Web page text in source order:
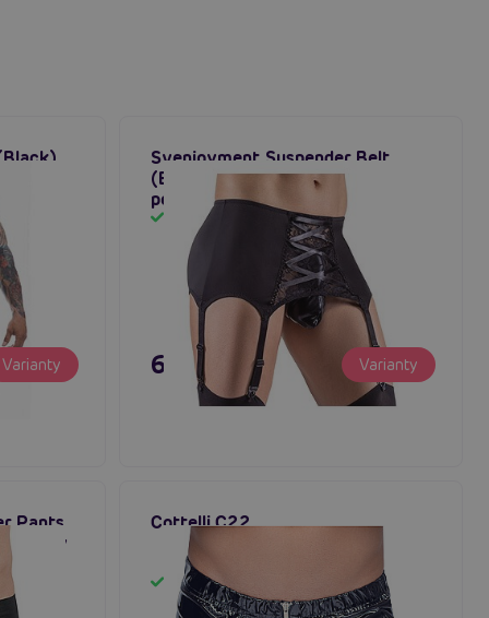
Varianty
Svenjoyment Suspender Belt
(Black), pánský fetish
podvazkový pás
Skladem
695 Kč Varianty
Pants
otvory
Cottelli C22
Skladem